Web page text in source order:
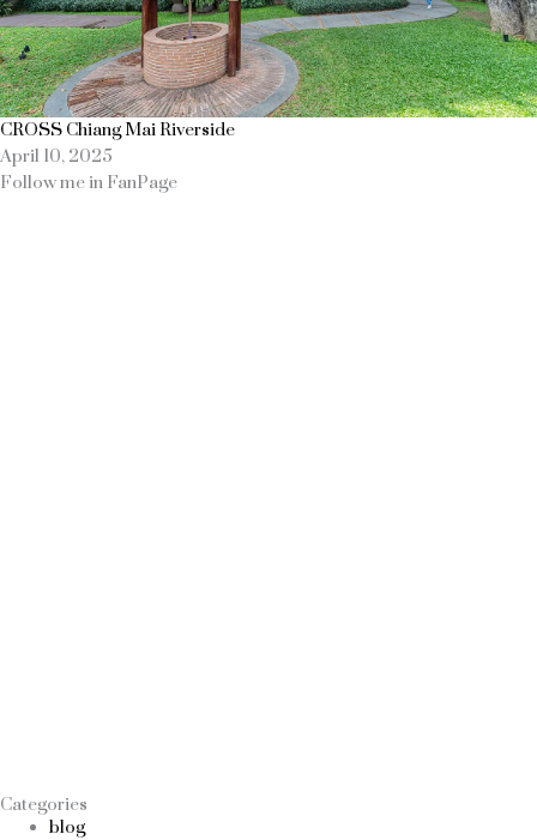
CROSS Chiang Mai Riverside
April 10, 2025
Follow me in FanPage
Categories
blog